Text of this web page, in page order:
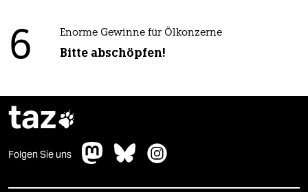
6 Enorme Gewinne für Ölkonzerne
Bitte abschöpfen!
taz
Folgen Sie uns